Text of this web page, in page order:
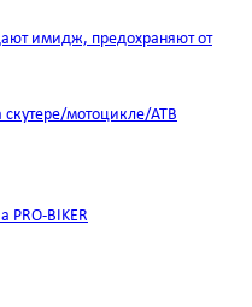
имидж, предохраняют от
мотоцикле/АТВ
PRO-BIKER